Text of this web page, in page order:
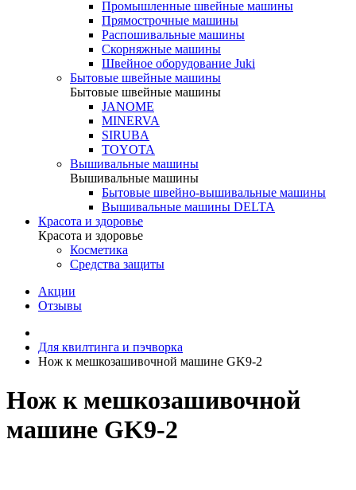
Промышленные швейные машины
Прямострочные машины
Распошивальные машины
Скорняжные машины
Швейное оборудование Juki
Бытовые швейные машины
Бытовые швейные машины
JANOME
MINERVA
SIRUBA
TOYOTA
Вышивальные машины
Вышивальные машины
Бытовые швейно-вышивальные машины
Вышивальные машины DELTA
Красота и здоровье
Красота и здоровье
Косметика
Средства защиты
Акции
Отзывы
Для квилтинга и пэчворка
Нож к мешкозашивочной машине GK9-2
Нож к мешкозашивочной
машине GK9-2